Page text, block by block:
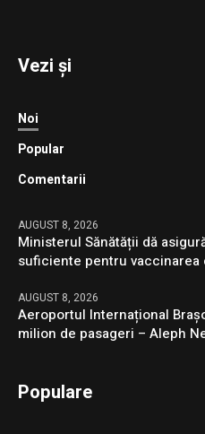
Vezi și
Noi
Popular
Comentarii
AUGUST 8, 2026
Ministerul Sănătății dă
suficiente pentru vaccinarea
AUGUST 8, 2026
Aeroportul Internațional
milion de pasageri – Aleph
Populare